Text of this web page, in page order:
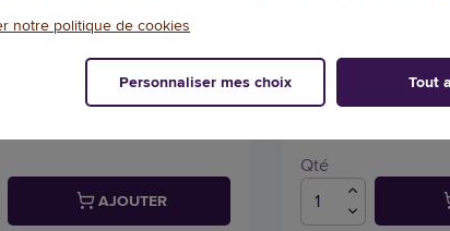
35,12 € HTVA
(37,23 € TVAC)
AJOUTER
(33,21
Qté
notre politique de cookies
Personnaliser mes choix Tout